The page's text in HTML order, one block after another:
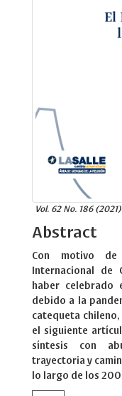
Vol. 62 No. 186
Abstract
Con motivo de
Internacional de
haber
debido a la
catequeta chileno,
el siguiente
síntesis con
trayectoria y
lo largo de los